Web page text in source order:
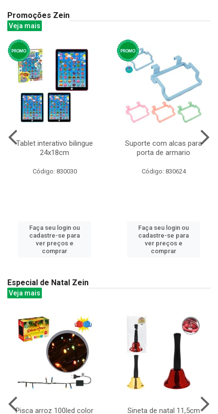
Promoções Zein
Veja mais
Tablet interativo bilingue
24x18cm
Código: 830030
Faça seu login ou
cadastre-se para
ver preços e
comprar
Suporte com alcas para
porta de armario
Código: 830624
Faça seu login ou
cadastre-se para
ver preços e
comprar
Especial de Natal Zein
Veja mais
Pisca arroz 100led color
Sineta de natal 11,5cm